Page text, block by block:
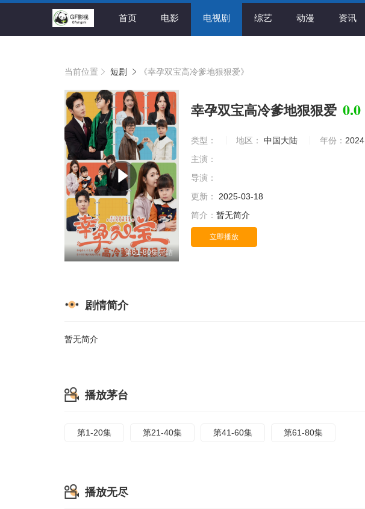
首页 电影 电视剧 综艺 动漫 资讯
当前位置 短剧 《幸孕双宝高冷爹地狠狠爱》
第61-80集完结
幸孕双宝高冷爹地狠狠爱 0.0
类型： 地区： 中国大陆 年份： 2024
主演：
导演：
更新：
2025-03-18
简介： 暂无简介
立即播放
剧情简介
暂无简介
播放茅台
第1-20集 第21-40集 第41-60集 第61-80集
播放无尽